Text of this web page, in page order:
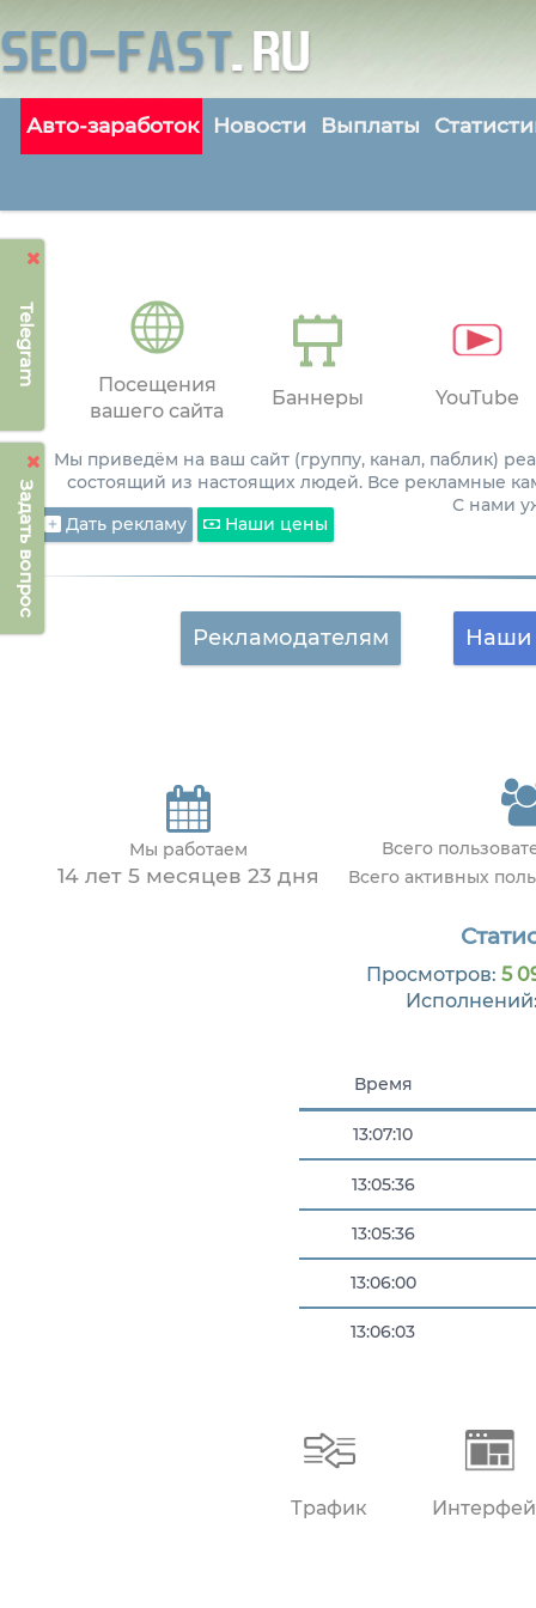
Telegram
Задать вопрос
Авто-заработок Новости Выплаты
Посещения
вашего сайта
Баннеры YouTube
Мы приведём на ваш сайт (группу, канал, паблик)
состоящий из настоящих людей. Все рекламные
С нами
Дать рекламу
Наши цены
Рекламодателям Наши
Мы работаем
14 лет 5 месяцев 23 дня
Всего
Всего активных
Просмотров: 5
Время
13:07:10
13:05:36
13:05:36
13:06:00
13:06:03
Трафик